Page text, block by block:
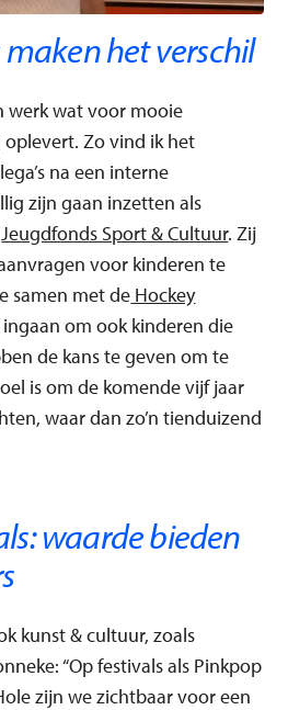
het verschil
werk wat voor mooie
Zo vind ik het
na een interne
zijn gaan inzetten als
Jeugdfonds Sport & Cultuur. Zij
voor kinderen te
samen met de Hockey
om ook kinderen die
de kans te geven om te
is om de komende vijf jaar
waar dan zo’n tienduizend
waarde bieden
kunst & cultuur, zoals
“Op festivals als Pinkpop
zijn we zichtbaar voor een